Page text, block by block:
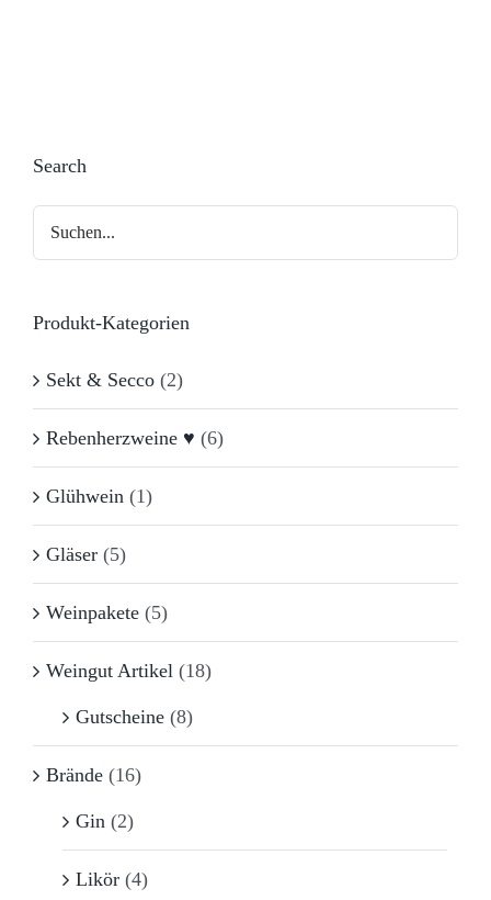
Search
Produkt-Kategorien
Sekt & Secco (2)
Rebenherzweine ♥ (6)
Glühwein (1)
Gläser (5)
Weinpakete (5)
Weingut Artikel (18)
Gutscheine (8)
Brände (16)
Gin (2)
Likör (4)